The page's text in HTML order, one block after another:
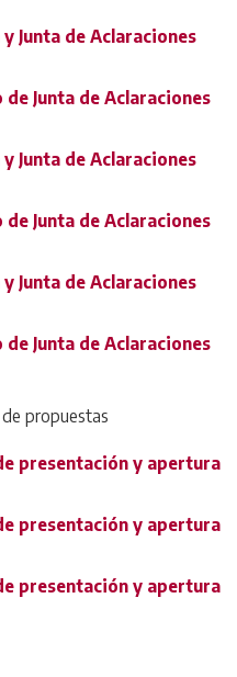
Junta de Aclaraciones
Junta de Aclaraciones
Junta de Aclaraciones
Junta de Aclaraciones
Junta de Aclaraciones
Junta de Aclaraciones
propuestas
presentación y apertura
presentación y apertura
presentación y apertura